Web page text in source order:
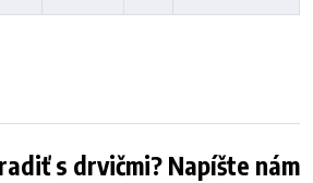
s drvičmi? Napíšte nám